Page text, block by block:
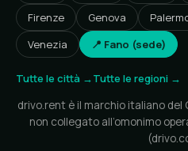
Firenze
Genova
Venezia
📍 Fano (sede)
Tutte le città →Tutte le regioni →
drivo.rent è il marchio italiano del
non collegato all’omonimo